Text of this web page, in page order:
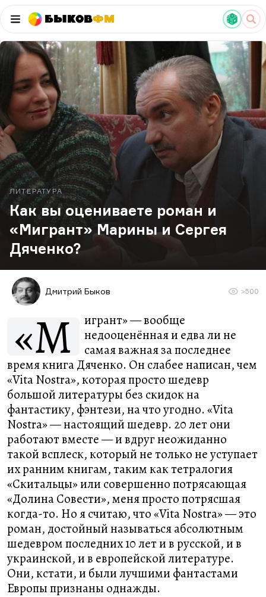
БыковФМ
ЛИТЕРАТУРА
Как вы оцениваете роман и
«Мигрант» Марины и Сергея
Дяченко?
Дмитрий Быков >500
«М
игрант» — вообще
недооценённая и едва ли не
самая важная за последнее
время книга Дяченко. Он слабее написан, чем
«Vita Nostra», которая просто шедевр
большой литературы без скидок на
фантастику, фэнтези, на что угодно. «Vita
Nostra» — настоящий шедевр. 20 лет они
работают вместе — и вдруг неожиданно
такой всплеск, который не только не уступает
их ранним книгам, таким как тетралогия
«Скитальцы» или совершенно потрясающая
«Долина Совести», меня просто потрясшая
когда-то. Но я считаю, что «Vita Nostra» — это
роман, достойный называться абсолютным
шедевром последних 10 лет и в русской, и в
украинской, и в европейской литературе.
Они, кстати, и были лучшими фантастами
Европы признаны однажды.